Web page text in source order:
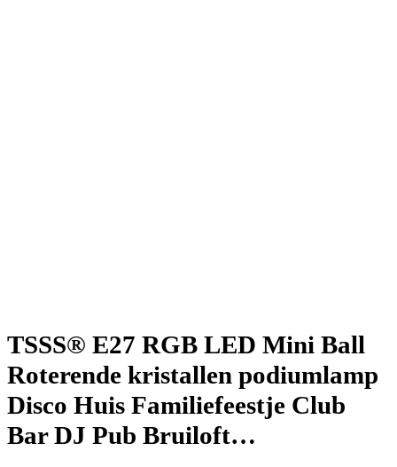
TSSS® E27 RGB LED Mini Ball
Roterende kristallen podiumlamp
Disco Huis Familiefeestje Club
Bar DJ Pub Bruiloft…